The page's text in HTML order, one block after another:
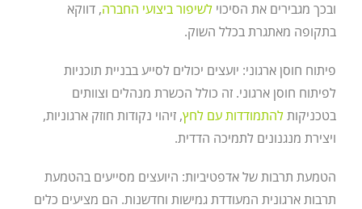
ובכך מגבירים את הסיכוילשיפור ביצועי החברה, דווקא
בתקופה מאתגרת בכלל השוק.
פיתוח חוסן ארגוני: יועצים יכולים לסייע בבניית תוכניות
לפיתוח חוסן ארגוני. זה כולל הכשרת מנהלים וצוותים
בטכניקותלהתמודדות עם לחץ, זיהוי נקודות חוזק ארגוניות,
ויצירת מנגנונים לתמיכה הדדית.
הטמעת תרבות של אדפטיביות: היועצים מסייעים בהטמעת
תרבות ארגונית המעודדת גמישות וחדשנות. הם מציעים כלים